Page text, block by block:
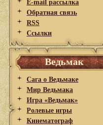
E-mail рассылка
Обратная связь
RSS
Ссылки
Ведьмак
Сага о Ведьмаке
Мир Ведьмака
Игра «Ведьмак»
Ролевые игры
Кинематограф